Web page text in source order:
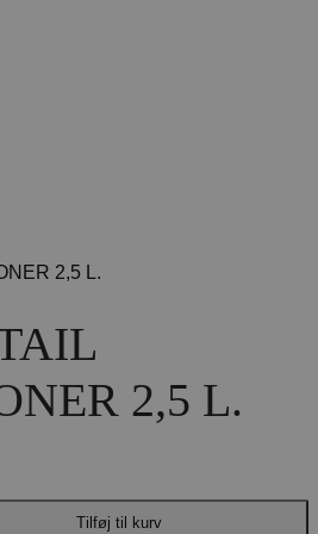
2,5 L.
2,5 L.
Tilføj til kurv